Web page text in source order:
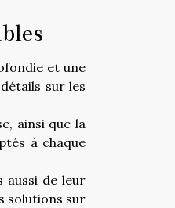
et une
sur les
ainsi que la
à chaque
aussi de leur
solutions sur